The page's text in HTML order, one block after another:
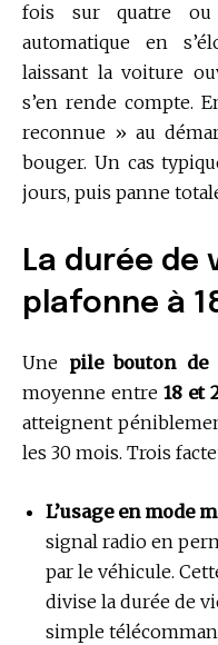
fois sur quatre ou
automatique en
laissant la voiture
s’en rende compte.
reconnue » au
bouger. Un cas
jours, puis panne
La durée de
plafonne à
Une pile bouton de
moyenne entre 18 et
atteignent
les 30 mois. Trois
L’usage en mode
signal radio en
par le véhicule.
divise la durée de
simple